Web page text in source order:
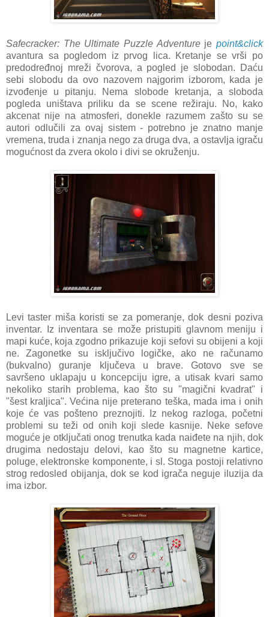
Safecracker: The Ultimate Puzzle Adventurejepoint&click
avantura sa pogledom iz prvog lica. Kretanje se vrši po
predodređnoj mreži čvorova, a pogled je slobodan. Daću
sebi slobodu da ovo nazovem najgorim izborom, kada je
izvođenje u pitanju. Nema slobode kretanja, a sloboda
pogleda uništava priliku da se scene režiraju. No, kako
akcenat nije na atmosferi, donekle razumem zašto su se
autori odlučili za ovaj sistem - potrebno je znatno manje
vremena, truda i znanja nego za druga dva, a ostavlja igraču
mogućnost da zvera okolo i divi se okruženju.
Levi taster miša koristi se za pomeranje, dok desni poziva
inventar. Iz inventara se može pristupiti glavnom meniju i
mapi kuće, koja zgodno prikazuje koji sefovi su obijeni a koji
ne. Zagonetke su isključivo logičke, ako ne računamo
(bukvalno) guranje ključeva u brave. Gotovo sve se
savršeno uklapaju u koncepciju igre, a utisak kvari samo
nekoliko starih problema, kao što su "magični kvadrat" i
"šest kraljica". Većina nije preterano teška, mada ima i onih
koje će vas pošteno preznojiti. Iz nekog razloga, početni
problemi su teži od onih koji slede kasnije. Neke sefove
moguće je otključati onog trenutka kada naiđete na njih, dok
drugima nedostaju delovi, kao što su magnetne kartice,
poluge, elektronske komponente, i sl. Stoga postoji relativno
strog redosled obijanja, dok se kod igrača neguje iluzija da
ima izbor.